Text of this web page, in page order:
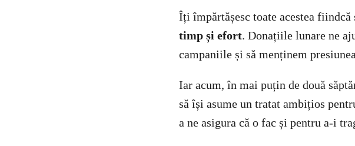
Îți împărtășesc toate acestea fiindcă
timp și efort. Donațiile lunare ne
campaniile și să menținem
Iar acum, în mai puțin de două
să își asume un tratat ambițios
a ne asigura că o fac și pentru a-i